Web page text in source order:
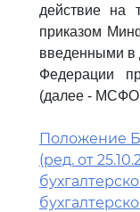
действие на
приказом
введенными в
Федерации
(далее - МСФО
Положение
(ред. от